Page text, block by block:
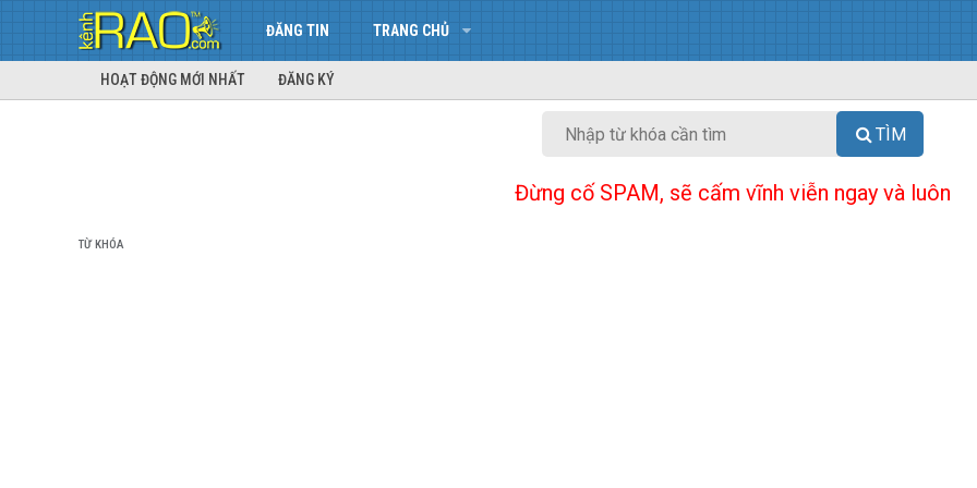
ĐĂNG TIN TRANG CHỦ
HOẠT ĐỘNG MỚI NHẤT ĐĂNG KÝ
TÌM
Đừng cố SPAM, sẽ cấm vĩnh viễn ngay và luôn
TỪ KHÓA